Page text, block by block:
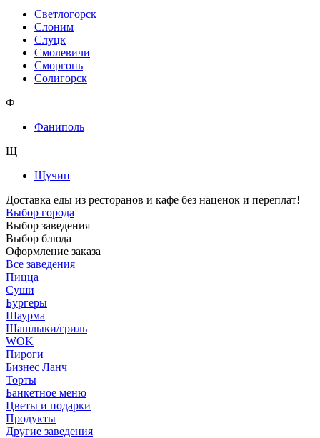
Светлогорск
Слоним
Слуцк
Смолевичи
Сморгонь
Солигорск
Ф
Фаниполь
Щ
Щучин
Доставка еды из ресторанов и кафе без наценок и переплат!
Выбор города
Выбор заведения
Выбор блюда
Оформление заказа
Все заведения
Пицца
Суши
Бургеры
Шаурма
Шашлыки/гриль
WOK
Пироги
Бизнес Ланч
Торты
Банкетное меню
Цветы и подарки
Продукты
Другие заведения